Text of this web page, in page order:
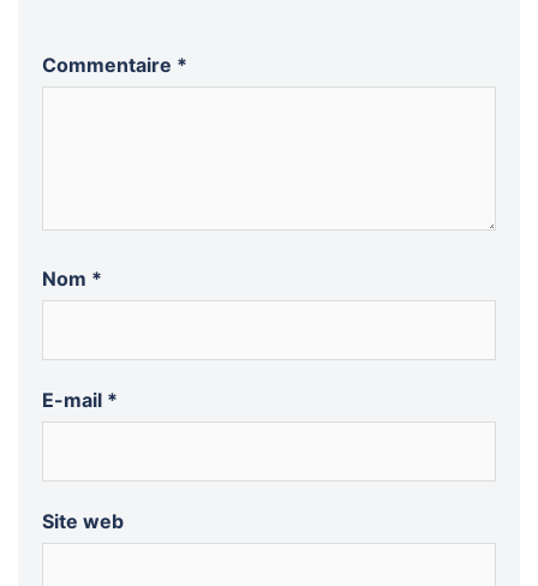
Commentaire *
Nom *
E-mail *
Site web